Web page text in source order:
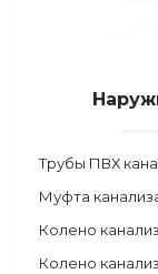
Трубы ПВХ
Муфта
Колено
Колено